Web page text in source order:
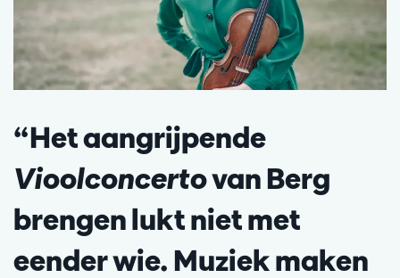
“Het aangrijpende
Vioolconcertovan Berg
brengen lukt niet met
eender wie. Muziek maken